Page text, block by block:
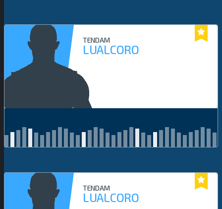
TENDAM
LUALCORO
TENDAM
LUALCORO